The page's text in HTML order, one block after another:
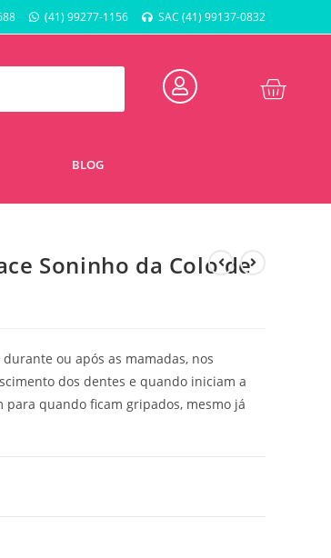
(41) 99277-1156 SAC (41) 99137-0832
BLOG
Soninho da Colo de
ou após as mamadas, nos
dos dentes e quando iniciam a
quando ficam gripados, mesmo já